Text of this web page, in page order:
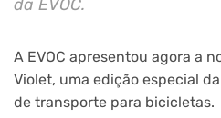
da EVOC.
A EVOC apresentou agora a
Violet, uma edição especial
de transporte para bicicletas.